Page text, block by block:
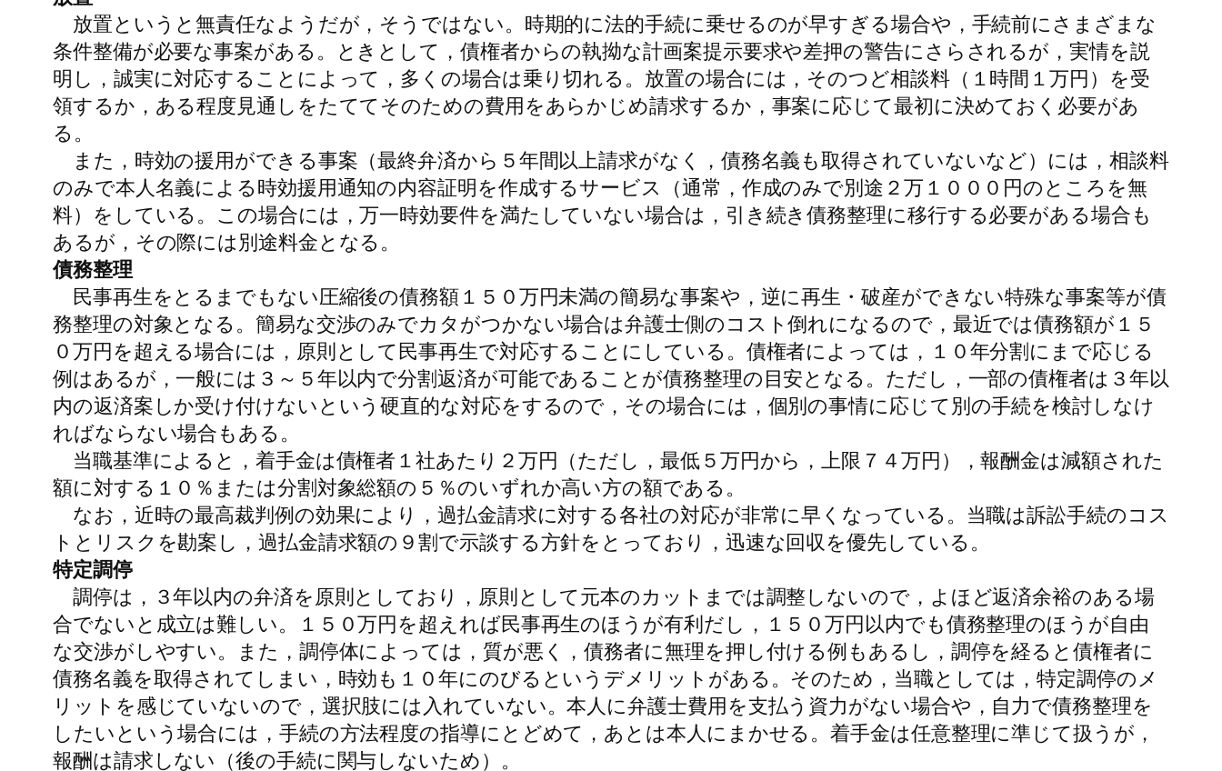
放置というと無責任なようだが，そうではない。時期的に法的手続に乗せるのが早すぎる場合や，手続前にさまざまな
条件整備が必要な事案がある。ときとして，債権者からの執拗な計画案提示要求や差押の警告にさらされるが，実情を説
明し，誠実に対応することによって，多くの場合は乗り切れる。放置の場合には，そのつど相談料（１時間１万円）を受
領するか，ある程度見通しをたててそのための費用をあらかじめ請求するか，事案に応じて最初に決めておく必要があ
る。
また，時効の援用ができる事案（最終弁済から５年間以上請求がなく，債務名義も取得されていないなど）には，相談料
のみで本人名義による時効援用通知の内容証明を作成するサービス（通常，作成のみで別途２万１０００円のところを無
料）をしている。この場合には，万一時効要件を満たしていない場合は，引き続き債務整理に移行する必要がある場合も
あるが，その際には別途料金となる。
債務整理
民事再生をとるまでもない圧縮後の債務額１５０万円未満の簡易な事案や，逆に再生・破産ができない特殊な事案等が債
務整理の対象となる。簡易な交渉のみでカタがつかない場合は弁護士側のコスト倒れになるので，最近では債務額が１５
０万円を超える場合には，原則として民事再生で対応することにしている。債権者によっては，１０年分割にまで応じる
例はあるが，一般には３～５年以内で分割返済が可能であることが債務整理の目安となる。ただし，一部の債権者は３年以
内の返済案しか受け付けないという硬直的な対応をするので，その場合には，個別の事情に応じて別の手続を検討しなけ
ればならない場合もある。
当職基準によると，着手金は債権者１社あたり２万円（ただし，最低５万円から，上限７４万円），報酬金は減額された
額に対する１０％または分割対象総額の５％のいずれか高い方の額である。
なお，近時の最高裁判例の効果により，過払金請求に対する各社の対応が非常に早くなっている。当職は訴訟手続のコス
トとリスクを勘案し，過払金請求額の９割で示談する方針をとっており，迅速な回収を優先している。
特定調停
調停は，３年以内の弁済を原則としており，原則として元本のカットまでは調整しないので，よほど返済余裕のある場
合でないと成立は難しい。１５０万円を超えれば民事再生のほうが有利だし，１５０万円以内でも債務整理のほうが自由
な交渉がしやすい。また，調停体によっては，質が悪く，債務者に無理を押し付ける例もあるし，調停を経ると債権者に
債務名義を取得されてしまい，時効も１０年にのびるというデメリットがある。そのため，当職としては，特定調停のメ
リットを感じていないので，選択肢には入れていない。本人に弁護士費用を支払う資力がない場合や，自力で債務整理を
したいという場合には，手続の方法程度の指導にとどめて，あとは本人にまかせる。着手金は任意整理に準じて扱うが，
報酬は請求しない（後の手続に関与しないため）。